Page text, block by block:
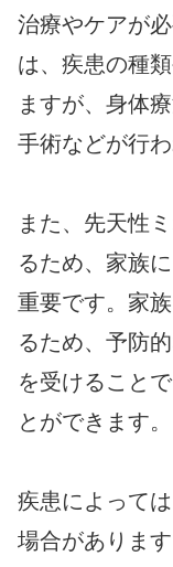
治療やケアが
は、疾患の種
ますが、身体
手術などが行
また、先天性
るため、家族
重要です。家
るため、予防
を受けること
とができます。
疾患によって
場合がありま